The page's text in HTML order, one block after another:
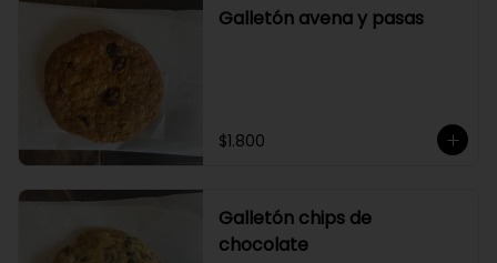
Galletón avena y pasas
$1.800
Galletón chips de
chocolate